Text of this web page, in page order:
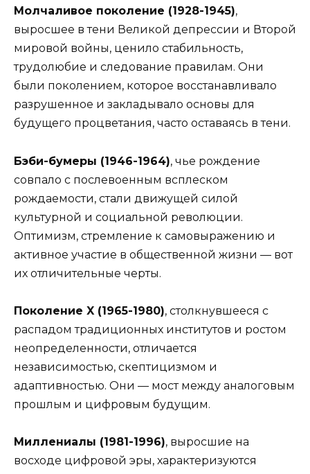
Молчаливое поколение (1928-1945),
выросшее в тени Великой депрессии и Второй
мировой войны, ценило стабильность,
трудолюбие и следование правилам. Они
были поколением, которое восстанавливало
разрушенное и закладывало основы для
будущего процветания, часто оставаясь в тени.
Бэби-бумеры (1946-1964), чье рождение
совпало с послевоенным всплеском
рождаемости, стали движущей силой
культурной и социальной революции.
Оптимизм, стремление к самовыражению и
активное участие в общественной жизни — вот
их отличительные черты.
Поколение X (1965-1980), столкнувшееся с
распадом традиционных институтов и ростом
неопределенности, отличается
независимостью, скептицизмом и
адаптивностью. Они — мост между аналоговым
прошлым и цифровым будущим.
Миллениалы (1981-1996), выросшие на
восходе цифровой эры, характеризуются